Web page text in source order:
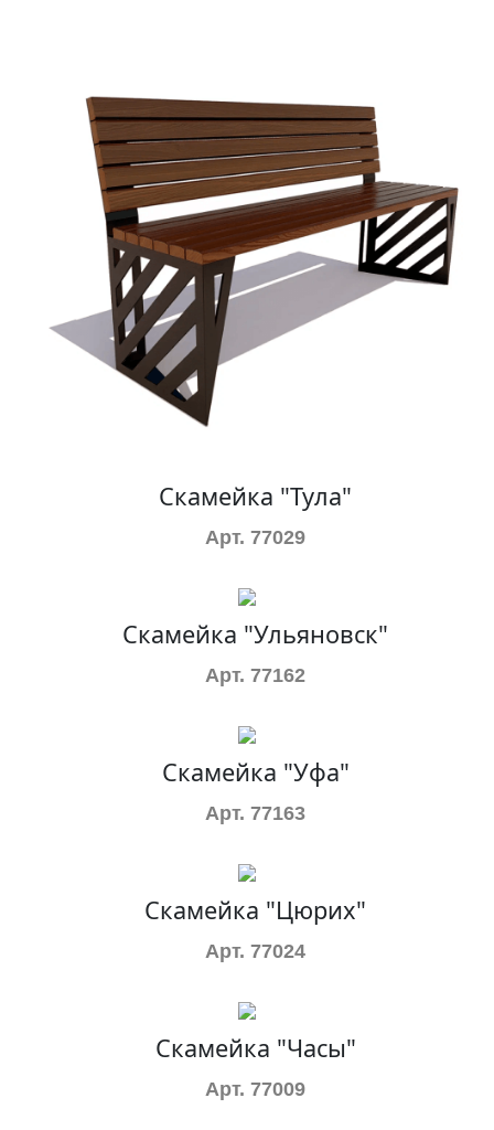
Скамейка "Тула"
Арт. 77029
Скамейка "Ульяновск"
Арт. 77162
Скамейка "Уфа"
Арт. 77163
Скамейка "Цюрих"
Арт. 77024
Скамейка "Часы"
Арт. 77009